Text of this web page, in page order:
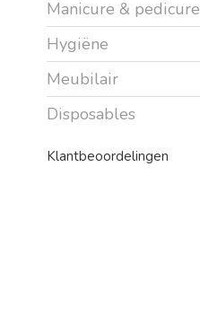
Manicure & pedicure
Hygiëne
Meubilair
Disposables
Klantbeoordelingen